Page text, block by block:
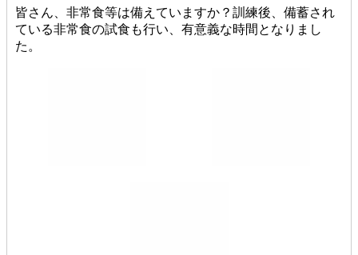
皆さん、非常食等は備えていますか？訓練後、備蓄され
ている非常食の試食も行い、有意義な時間となりまし
た。